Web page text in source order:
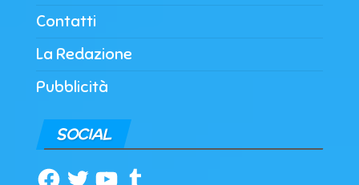
Contatti
La Redazione
Pubblicità
SOCIAL
Facebook
TwitterYouTubeTumblr